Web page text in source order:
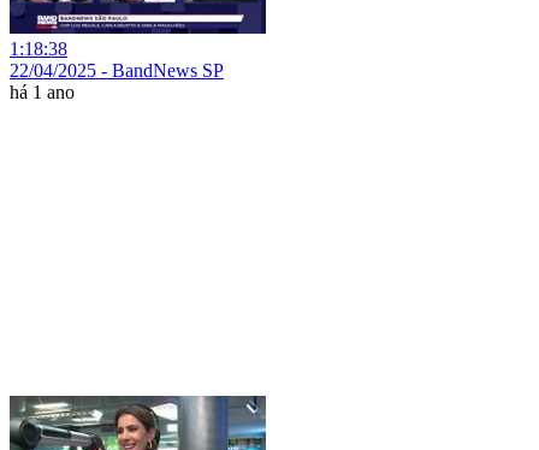
1:18:38
22/04/2025 - BandNews SP
há 1 ano